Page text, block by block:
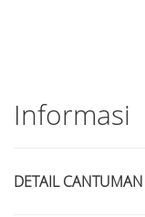
Informasi
DETAIL CANTUMAN